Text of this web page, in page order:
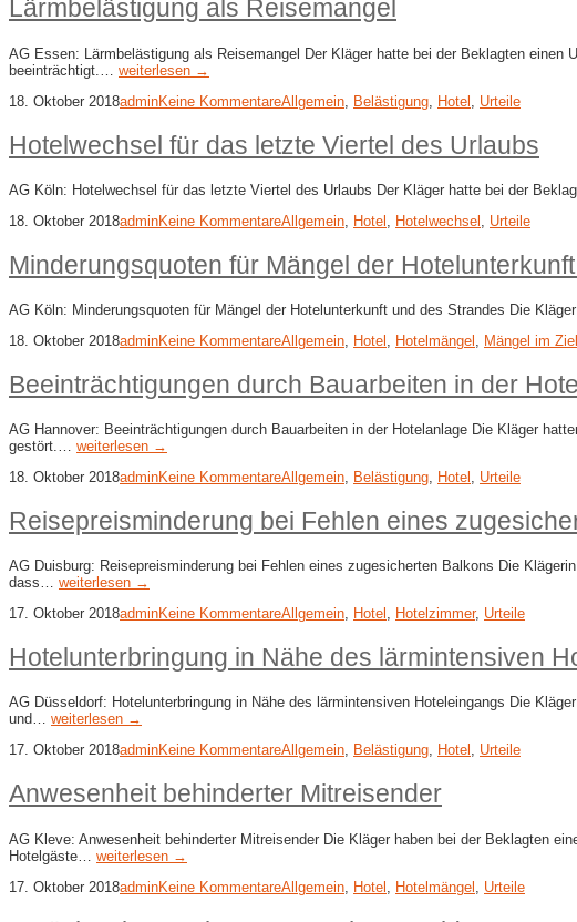
Lärmbelästigung als Reisemangel
AG Essen: Lärmbelästigung als Reisemangel Der Kläger hatte bei der Beklagten einen
beeinträchtigt.… weiterlesen →
18. Oktober 2018adminKeine KommentareAllgemein Belästigung Hotel Urteile
Hotelwechsel für das letzte Viertel des Urlaubs
AG Köln: Hotelwechsel für das letzte Viertel des Urlaubs Der Kläger hatte bei der
18. Oktober 2018adminKeine KommentareAllgemein Hotel Hotelwechsel Urteile
Minderungsquoten für Mängel der
AG Köln: Minderungsquoten für Mängel der Hotelunterkunft und des Strandes Die
18. Oktober 2018adminKeine KommentareAllgemein Hotel Hotelmängel Mängel im
Beeinträchtigungen durch Bauarbeiten in der
AG Hannover: Beeinträchtigungen durch Bauarbeiten in der Hotelanlage Die Kläger
gestört.… weiterlesen →
18. Oktober 2018adminKeine KommentareAllgemein, Belästigung, Hotel , Urteile
Reisepreisminderung bei Fehlen eines
AG Duisburg: Reisepreisminderung bei Fehlen eines zugesicherten Balkons Die
dass… weiterlesen →
17. Oktober 2018adminKeine KommentareAllgemein, Hotel , Hotelzimmer, Urteile
Hotelunterbringung in Nähe des lärmintensiven
AG Düsseldorf: Hotelunterbringung in Nähe des lärmintensiven Hoteleingangs Die
und… weiterlesen →
17. Oktober 2018adminKeine KommentareAllgemein, Belästigung, Hotel , Urteile
Anwesenheit behinderter Mitreisender
AG Kleve: Anwesenheit behinderter Mitreisender Die Kläger haben bei der Beklagten
Hotelgäste… weiterlesen →
17. Oktober 2018adminKeine KommentareAllgemein Hotel Hotelmängel Urteile